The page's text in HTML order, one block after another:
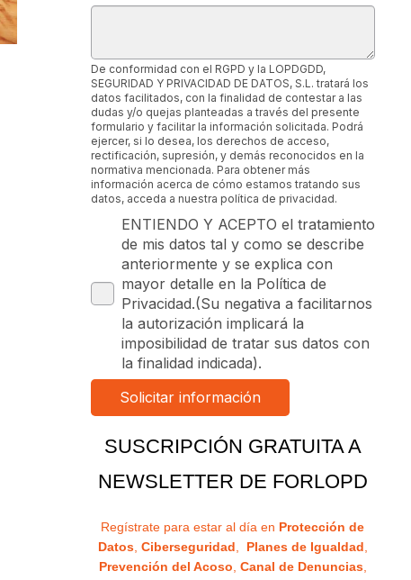
De conformidad con el RGPD y la LOPDGDD,
SEGURIDAD Y PRIVACIDAD DE DATOS, S.L. tratará los
datos facilitados, con la finalidad de contestar a las
dudas y/o quejas planteadas a través del presente
formulario y facilitar la información solicitada. Podrá
ejercer, si lo desea, los derechos de acceso,
rectificación, supresión, y demás reconocidos en la
normativa mencionada. Para obtener más
información acerca de cómo estamos tratando sus
datos, acceda a nuestra política de privacidad.
ENTIENDO Y ACEPTO el tratamiento
de mis datos tal y como se describe
anteriormente y se explica con
mayor detalle en la Política de
Privacidad.(Su negativa a facilitarnos
la autorización implicará la
imposibilidad de tratar sus datos con
la finalidad indicada).
SUSCRIPCIÓN GRATUITA A
NEWSLETTER DE FORLOPD
Regístrate para estar al día en Protección de
Datos, Ciberseguridad, Planes de Igualdad,
Prevención del Acoso, Canal de Denuncias,